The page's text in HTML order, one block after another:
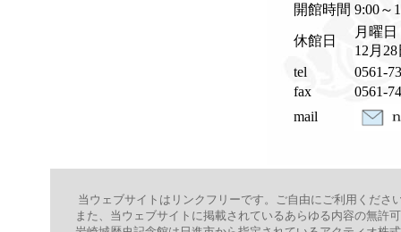
開館時間 9:00～
休館日
月曜
12月
tel
0561-
fax
0561-
mail
当ウェブサイトはリンクフリーです。ご自由にご利用くださ
また、当ウェブサイトに掲載されているあらゆる内容の無許